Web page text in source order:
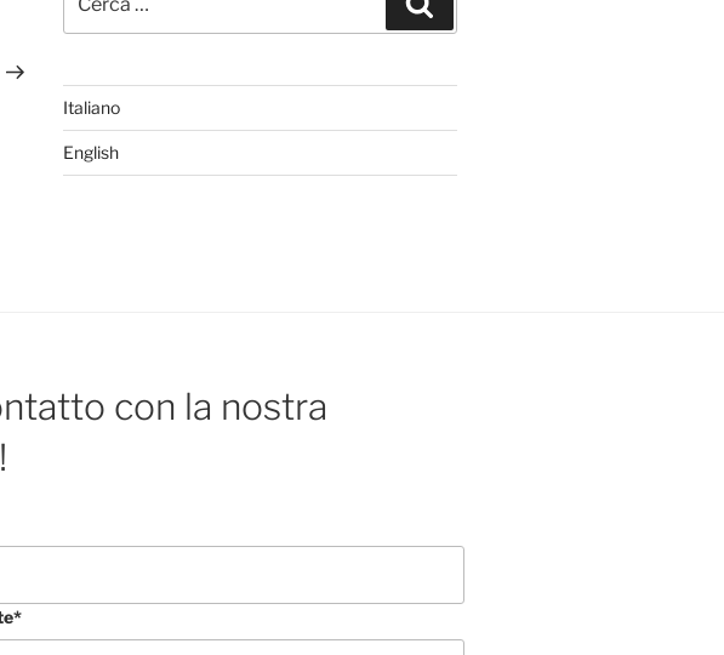
Articolo
Italiano
English
con la nostra